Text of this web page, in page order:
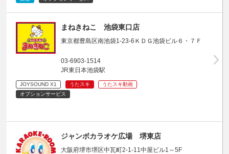
まねきねこ 池袋東口店
東京都豊島区南池袋1-23-6ＫＤＧ池袋ビル６・７Ｆ
03-6903-1514
JR東日本池袋駅
JOYSOUND X1 うたスキ
うたスキ動画
オプションサービス
ジャンボカラオケ広場 堺東店
大阪府堺市堺区中瓦町2-1-11中屋ビル1～5F